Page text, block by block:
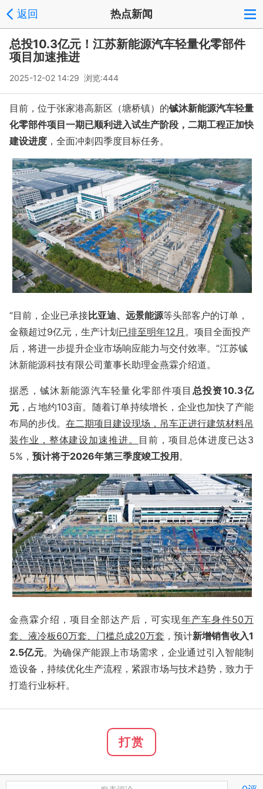
返回 热点新闻
总投10.3亿元！江苏新能源汽车轻量化零部件
项目加速推进
2025-12-02 14:29 浏览:444
目前，位于张家港高新区（塘桥镇）的铖沐新能源汽车轻量
化零部件项目一期已顺利进入试生产阶段，二期工程正加快
建设进度 ，全面冲刺四季度目标任务。
“目前，企业已承接比亚迪、远景能源等头部客户的订单，
金额超过9亿元，生产计划已排至明年12月 。项目全面投产
后，将进一步提升企业市场响应能力与交付效率。”江苏铖
沐新能源科技有限公司董事长助理金燕霖介绍道。
据悉，铖沐新能源汽车轻量化零部件项目 总投资10.3亿
元 ，占地约103亩。随着订单持续增长，企业也加快了产能
布局的步伐。 在二期项目建设现场，吊车正进行建筑材料吊
装作业，整体建设加速推进。
目前，项目总体进度已达3
5%， 预计将于2026年第三季度竣工投用。
金燕霖介绍，项目全部达产后，可实现年产车身件50万
套、液冷板60万套、门槛总成20万套 ，预计新增销售收入1
2.5亿元。为确保产能跟上市场需求，企业通过引入智能制
造设备，持续优化生产流程，紧跟市场与技术趋势，致力于
打造行业标杆。
打赏